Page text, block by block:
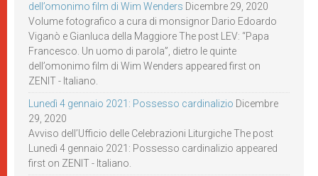
dell’omonimo film di Wim Wenders Dicembre 29, 2020
Volume fotografico a cura di monsignor Dario Edoardo
Viganò e Gianluca della Maggiore The post LEV: “Papa
Francesco. Un uomo di parola”, dietro le quinte
dell’omonimo film di Wim Wenders appeared first on
ZENIT - Italiano.
Lunedì 4 gennaio 2021: Possesso cardinalizio Dicembre
29, 2020
Avviso dell’Ufficio delle Celebrazioni Liturgiche The post
Lunedì 4 gennaio 2021: Possesso cardinalizio appeared
first on ZENIT - Italiano.